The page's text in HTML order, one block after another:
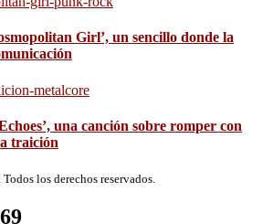
Girl’, un sencillo donde la
una canción sobre romper con
traición
los derechos reservados.